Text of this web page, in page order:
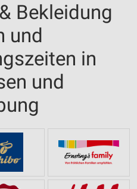
Bekleidung
und
in
und